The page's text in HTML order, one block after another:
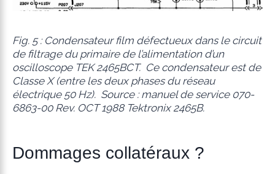
Fig. 5 : Condensateur film défectueux dans le circuit
de filtrage du primaire de l’alimentation d’un
oscilloscope TEK 2465BCT. Ce condensateur est de
Classe X (entre les deux phases du réseau
électrique 50 Hz). Source : manuel de service 070-
6863-00 Rev. OCT 1988 Tektronix 2465B.
Dommages collatéraux ?